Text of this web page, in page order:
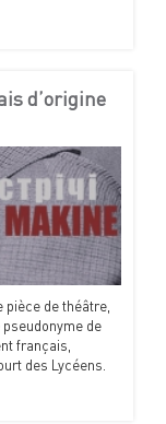
d’origine
pièce de théâtre,
de
français,
des Lycéens.